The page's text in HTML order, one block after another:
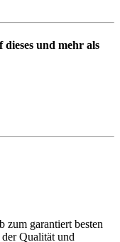
und mehr als
zum garantiert besten
Qualität und